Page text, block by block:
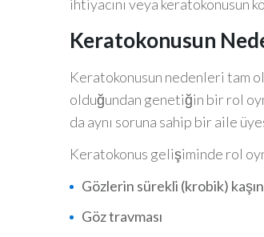
ihtiyacını veya keratokonusun
Keratokonusun
Keratokonusun nedenleri tam
olduğundan genetiğin bir rol
da aynı soruna sahip bir aile
Keratokonus gelişiminde rol
Gözlerin sürekli (krobik)
Göz travması